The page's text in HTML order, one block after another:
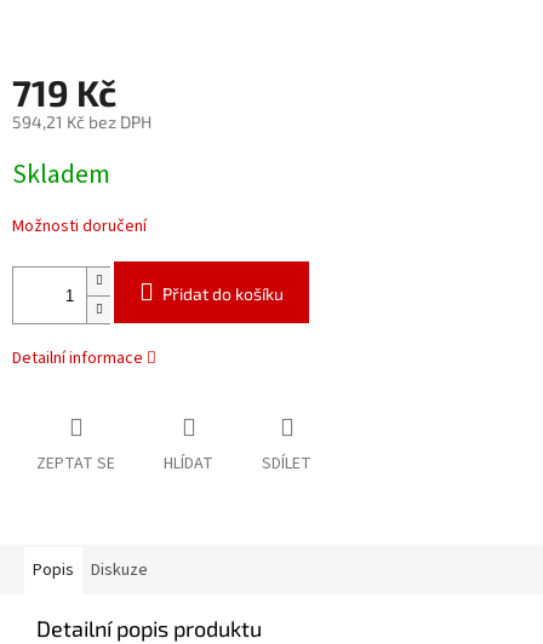
719 Kč
594,21 Kč bez DPH
cena:
Skladem
Možnosti doručení
Přidat do košíku
Detailní informace
ZEPTAT SE HLÍDAT SDÍLET
Popis Diskuze
Detailní popis produktu